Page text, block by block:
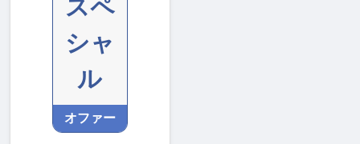
スペ
シャ
ル
オファー